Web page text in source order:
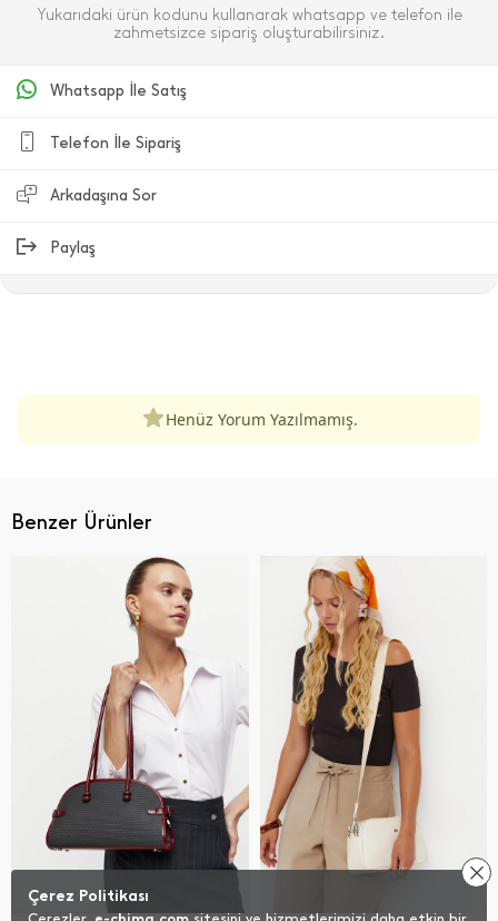
Yukarıdaki ürün kodunu kullanarak whatsapp ve telefon ile
zahmetsizce sipariş oluşturabilirsiniz.
Whatsapp İle Satış
Telefon İle Sipariş
Arkadaşına Sor
Paylaş
Henüz Yorum Yazılmamış.
Benzer Ürünler
Çerez Politikası